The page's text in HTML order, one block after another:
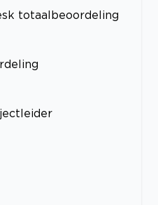
totaalbeoordeling